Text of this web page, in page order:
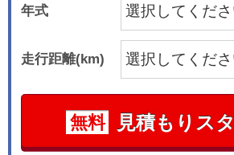
年式
走行距離(km)
無料 見積もりス